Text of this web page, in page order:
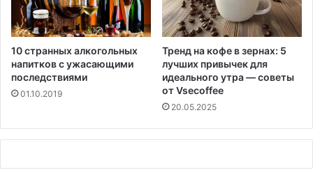
10 странных алкогольных
напитков с ужасающими
последствиями
01.10.2019
Тренд на кофе в зернах: 5
лучших привычек для
идеального утра — советы
от Vsecoffee
20.05.2025